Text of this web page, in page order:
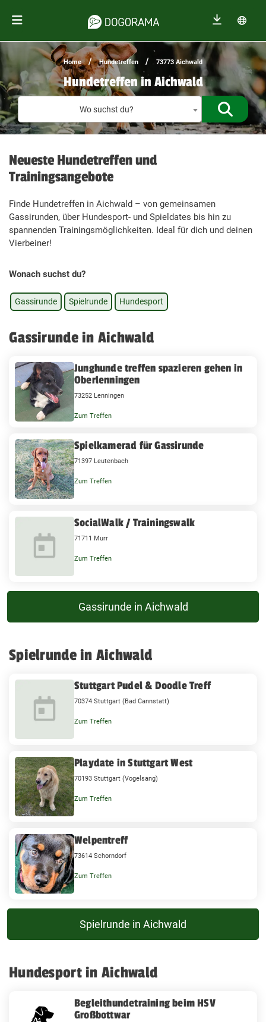
Home / Hundetreffen / 73773 Aichwald
Hundetreffen in Aichwald
Wo suchst du? Treffen
Neueste Hundetreffen und
Trainingsangebote
Finde Hundetreffen in Aichwald – von gemeinsamen
Gassirunden, über Hundesport- und Spieldates bis hin zu
spannenden Trainingsmöglichkeiten. Ideal für dich und deinen
Vierbeiner!
Wonach suchst du?
Gassirunde Spielrunde Hundesport
Gassirunde in Aichwald
Junghunde treffen spazieren gehen in
Oberlenningen
73252 Lenningen
Zum Treffen
Spielkamerad für Gassirunde
71397 Leutenbach
Zum Treffen
SocialWalk / Trainingswalk
71711 Murr
Zum Treffen
Gassirunde in Aichwald
Spielrunde in Aichwald
Stuttgart Pudel & Doodle Treff
70374 Stuttgart (Bad Cannstatt)
Zum Treffen
Playdate in Stuttgart West
70193 Stuttgart (Vogelsang)
Zum Treffen
Welpentreff
73614 Schorndorf
Zum Treffen
Spielrunde in Aichwald
Hundesport in Aichwald
Begleithundetraining beim HSV
Großbottwar